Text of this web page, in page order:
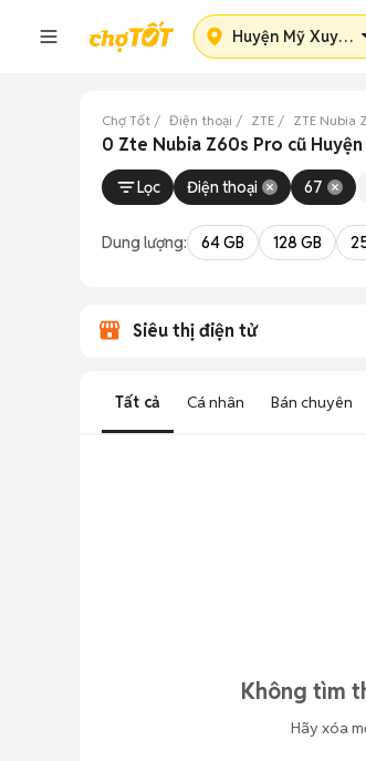
Huyện Mỹ Xuyên
Chợ Tốt Điện thoại ZTE ZTE Nubia
0 Zte Nubia Z60s Pro cũ
Lọc Điện thoại 67
Dung lượng: 64 GB 128 GB
Siêu thị điện tử
Tất cả Cá nhân Bán chuyên
Không tìm
Hãy xóa